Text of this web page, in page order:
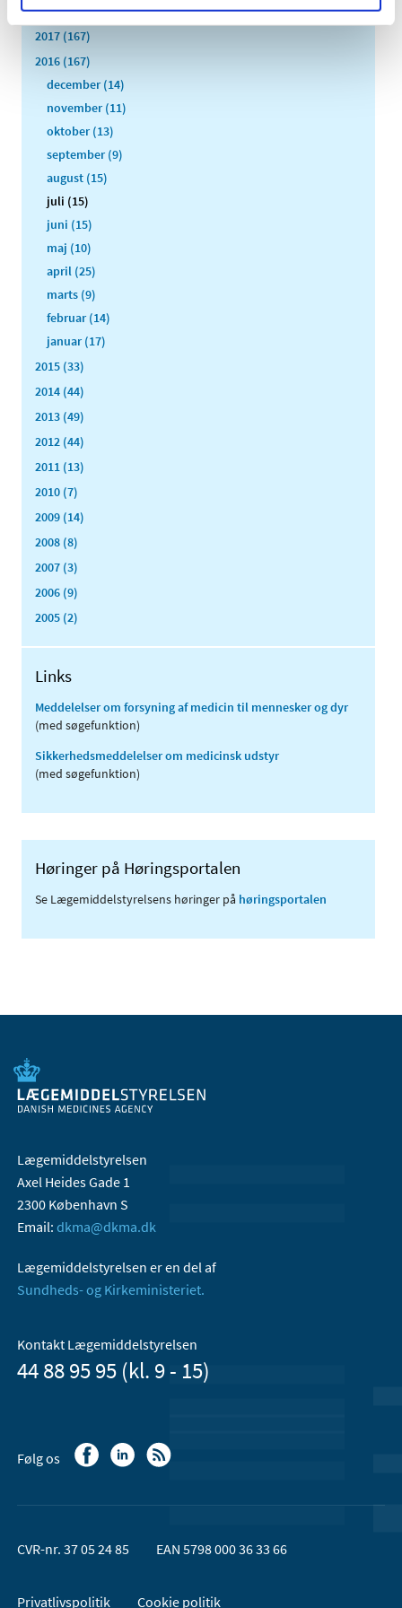
2018 (150)
2017 (167)
2016 (167)
december (14)
november (11)
oktober (13)
september (9)
august (15)
juli (15)
juni (15)
maj (10)
april (25)
marts (9)
februar (14)
januar (17)
2015 (33)
2014 (44)
2013 (49)
2012 (44)
2011 (13)
2010 (7)
2009 (14)
2008 (8)
2007 (3)
2006 (9)
2005 (2)
Links
Meddelelser om forsyning af medicin til mennesker og dyr
(med søgefunktion)
Sikkerhedsmeddelelser om medicinsk udstyr
(med søgefunktion)
Høringer på Høringsportalen
Se Lægemiddelstyrelsens høringer på høringsportalen
Lægemiddelstyrelsen
Axel Heides Gade 1
2300 København S
Email: dkma@dkma.dk
Lægemiddelstyrelsen er en del af
Sundheds- og Kirkeministeriet.
Kontakt Lægemiddelstyrelsen
44 88 95 95 (kl. 9 - 15)
Følg os
CVR-nr. 37 05 24 85 EAN 5798 000 36 33 66
Privatlivspolitik Cookie politik